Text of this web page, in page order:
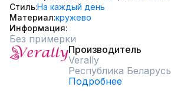
СтильНа каждый день
Материал кружево
Информация
Без примерки
Производитель
Verally
Республика Беларусь
Подробнее